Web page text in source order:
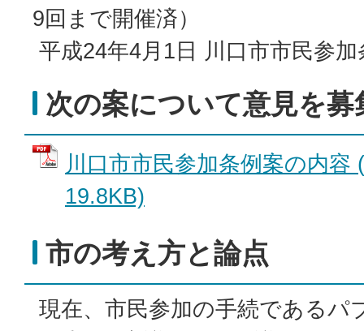
9回まで開催済）
平成24年4月1日 川口市市民参
次の案について意見を募
川口市市民参加条例案の内容
19.8KB)
市の考え方と論点
現在、市民参加の手続であるパ